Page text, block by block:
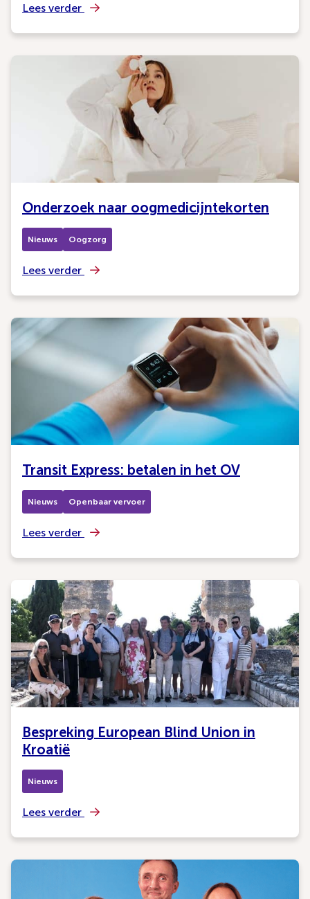
Lees verder
Onderzoek naar oogmedicijntekorten
Nieuws Oogzorg
Lees verder
Transit Express: betalen in het OV
Nieuws Openbaar vervoer
Lees verder
Bespreking European Blind Union in
Kroatië
Nieuws
Lees verder